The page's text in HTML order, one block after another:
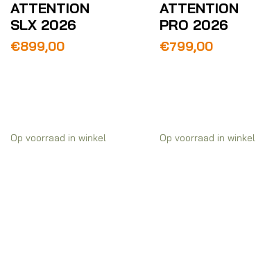
ATTENTION
SLX 2026
€899,00
Op voorraad in winkel
ATTENTION
PRO 2026
€799,00
Op voorraad in winkel